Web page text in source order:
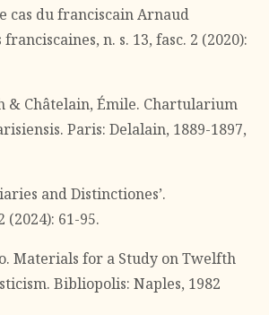
cas du franciscain Arnaud
franciscaines, n. s. 13, fasc. 2 (2020):
& Châtelain, Émile. Chartularium
Paris: Delalain, 1889-1897,
and Distinctiones’.
(2024): 61-95.
Materials for a Study on Twelfth
Bibliopolis: Naples, 1982